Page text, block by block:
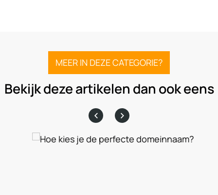
MEER IN DEZE CATEGORIE?
Bekijk deze artikelen dan ook eens